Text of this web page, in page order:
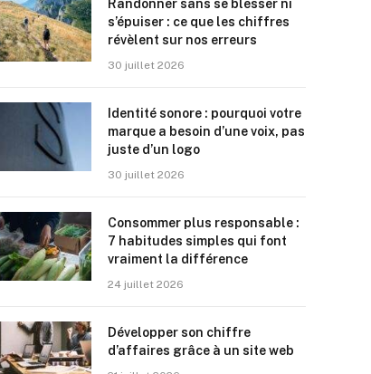
Randonner sans se blesser ni
s’épuiser : ce que les chiffres
révèlent sur nos erreurs
30 juillet 2026
Identité sonore : pourquoi votre
marque a besoin d’une voix, pas
juste d’un logo
30 juillet 2026
Consommer plus responsable :
7 habitudes simples qui font
vraiment la différence
24 juillet 2026
Développer son chiffre
d’affaires grâce à un site web